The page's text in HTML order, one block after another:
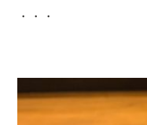
・・・